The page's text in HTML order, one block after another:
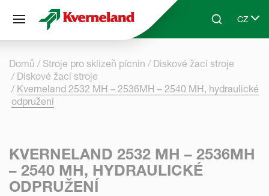
Skip to main contentSearchCZ
Select
Domů Stroje pro sklizeň pícnin
Diskové žací stroje
Diskové žací stroje
Kverneland 2532 MH – 2536MH – 2540 MH, hydraulické
odpružení
KVERNELAND 2532 MH – 2536MH
– 2540 MH, HYDRAULICKÉ
ODPRUŽENÍ
Panel pro správu cookies